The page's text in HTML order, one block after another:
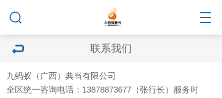
联系我们
九蚂蚁（ 广西）典当有限公司
全区统一咨询电话： 13878873677（张行长） 服务时